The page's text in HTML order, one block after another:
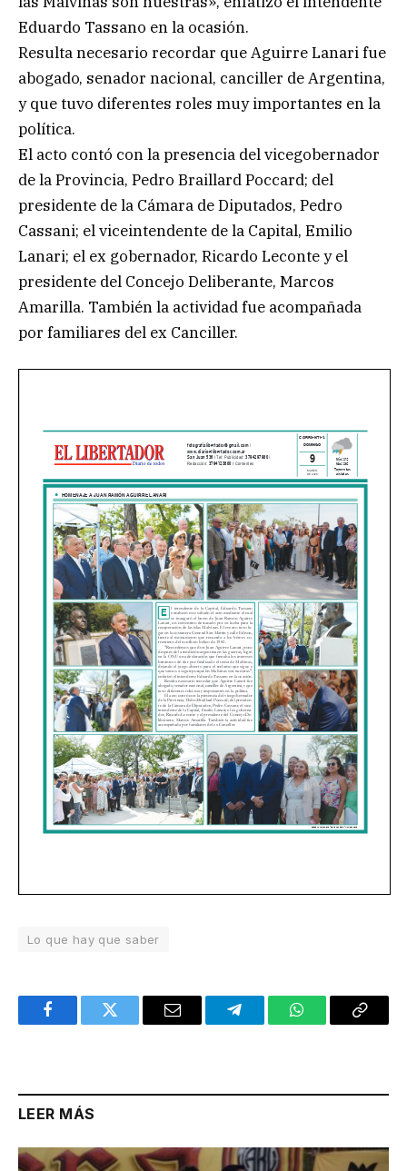
Eduardo Tassano en la ocasión.
Resulta necesario recordar que Aguirre Lanari fue
abogado, senador nacional, canciller de Argentina,
y que tuvo diferentes roles muy importantes en la
política.
El acto contó con la presencia del vicegobernador
de la Provincia, Pedro Braillard Poccard; del
presidente de la Cámara de Diputados, Pedro
Cassani; el viceintendente de la Capital, Emilio
Lanari; el ex gobernador, Ricardo Leconte y el
presidente del Concejo Deliberante, Marcos
Amarilla. También la actividad fue acompañada
por familiares del ex Canciller.
Lo que hay que saber
FacebookTwitter Email TelegramWhatsAppCopy
LEER MÁS